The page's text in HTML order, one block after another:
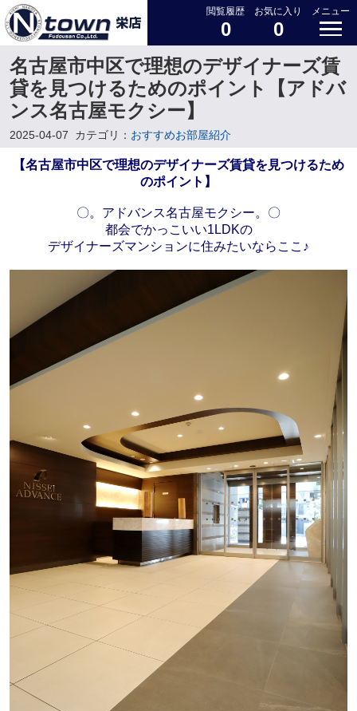
閲覧履歴
0
お気に入り
0
メニュー
名古屋市中区で理想のデザイナーズ賃
貸を見つけるためのポイント【アドバ
ンス名古屋モクシー】
2025-04-07 カテゴリ： おすすめお部屋紹介
【名古屋市中区で理想のデザイナーズ賃貸を見つけるため
のポイント】
〇。アドバンス名古屋モクシー。〇
都会でかっこいい1LDKの
デザイナーズマンションに住みたいならここ♪